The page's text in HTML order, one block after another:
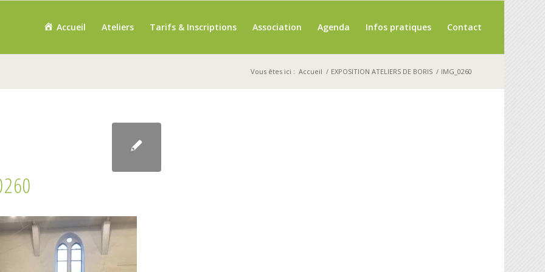
Accueil Ateliers Tarifs & Inscriptions Association Agenda Infos pratiques Contact
Vous êtes ici : Accueil / EXPOSITION ATELIERS DE BORIS / IMG_0260